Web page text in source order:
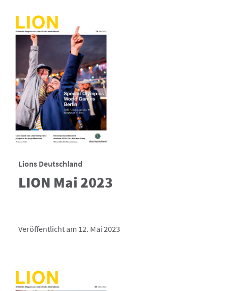
Lions Deutschland
LION Mai 2023
Veröffentlicht am 12. Mai 2023